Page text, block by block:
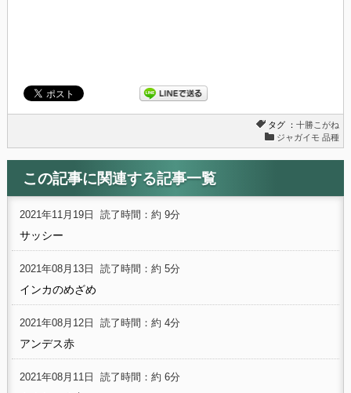
タグ ：十勝こがね
ジャガイモ 品種
この記事に関連する記事一覧
2021年11月19日 読了時間：約 9分
サッシー
2021年08月13日 読了時間：約 5分
インカのめざめ
2021年08月12日 読了時間：約 4分
アンデス赤
2021年08月11日 読了時間：約 6分